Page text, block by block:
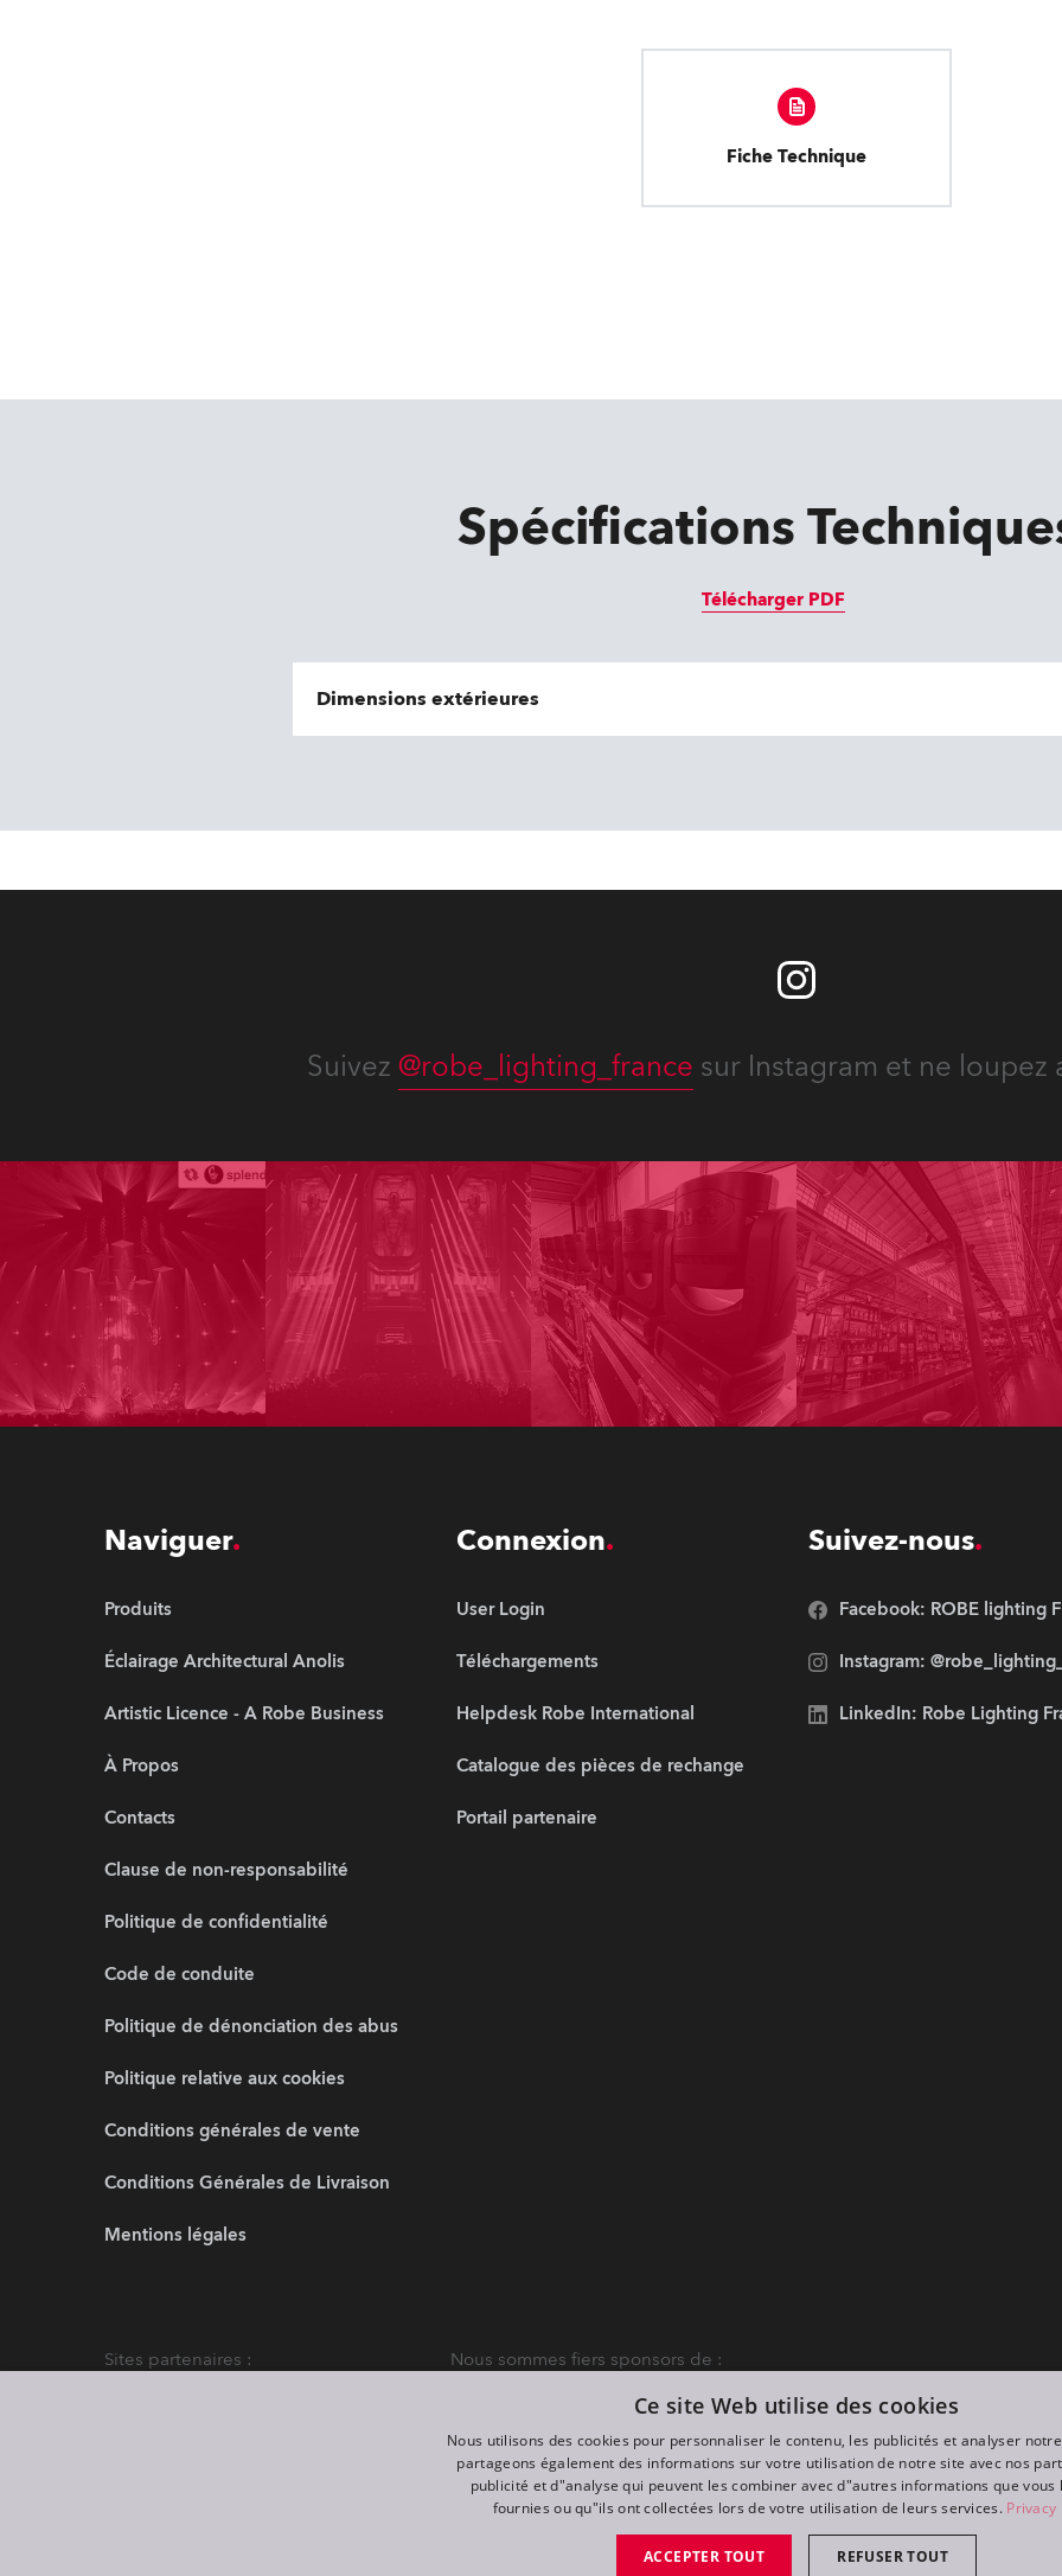
Fiche Technique
Spécifications
Télécharger PDF
Dimensions extérieures
Suivez @robe_lighting_france sur Instagram et ne loupez
Naviguer
Produits
Éclairage Architectural Anolis
Artistic Licence - A Robe Business
À Propos
Contacts
Clause de non-responsabilité
Politique de confidentialité
Code de conduite
Politique de dénonciation des abus
Politique relative aux cookies
Conditions générales de vente
Conditions Générales de Livraison
Mentions légales
Connexion
User Login
Téléchargements
Helpdesk Robe International
Catalogue des pièces de rechange
Portail partenaire
Suivez-nous
Facebook: ROBE lighting
Instagram:
LinkedIn: Robe Lighting
Sites partenaires : Nous sommes fiers sponsors de :
Ce site Web utilise des cookies
Nous utilisons des cookies pour personnaliser le contenu, les publicités et analyser
partageons également des informations sur votre utilisation de notre site avec nos
publicité et d"analyse qui peuvent les combiner avec d"autres informations que vous
fournies ou qu"ils ont collectées lors de votre utilisation de leurs services. Privacy
ACCEPTER TOUT REFUSER TOUT